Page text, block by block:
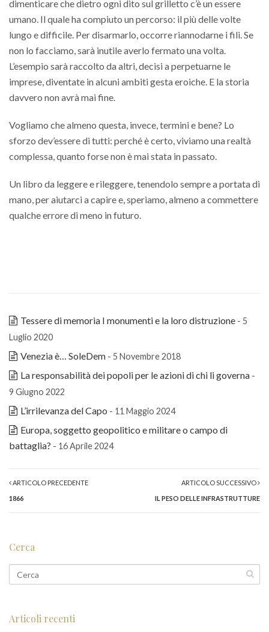
dimenticare che dietro ogni dito sul grilletto c’è un essere
umano. Il quale ha compiuto un percorso: il più delle volte
lungo e difficile. Per disarmarlo, occorre riannodarne i fili. Se
non lo facciamo, sarà inutile averlo fermato una volta.
L’esempio sarà raccolto da altri, decisi a perpetuarne le
imprese, diventate in alcuni ambiti gesta eroiche. E la storia
davvero non avrà mai fine.
Vogliamo che almeno questa, invece, termini e bene? Lo
sforzo dev’essere di tutti: perché è certo, viviamo una realtà
complessa, quanto forse non è mai stata in passato.
Un libro da leggere e rileggere, tenendolo sempre a portata di
mano, per aiutarci a capire e, speriamo, almeno a commettere
qualche errore di meno in futuro.
Tessere di memoria I monumenti e la loro distruzione - 5
Luglio 2020
Venezia è… SoleDem - 5 Novembre 2018
La responsabilità dei popoli per le azioni di chi li governa -
9 Giugno 2022
L’irrilevanza del Capo - 11 Maggio 2024
Europa, soggetto geopolitico e militare o campo di
battaglia? - 16 Aprile 2024
ARTICOLO PRECEDENTE
1866
ARTICOLO SUCCESSIVO
IL PESO DELLE INFRASTRUTTURE
Cerca
Articoli recenti